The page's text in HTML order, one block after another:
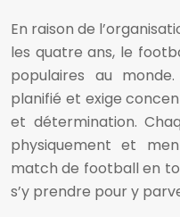
En raison de
les quatre ans, le
populaires au
planifié et exige
et détermination.
physiquement et
match de football en
s’y prendre pour y